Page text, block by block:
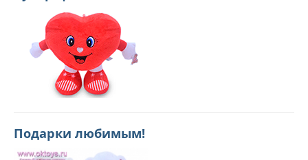
Подарки любимым!